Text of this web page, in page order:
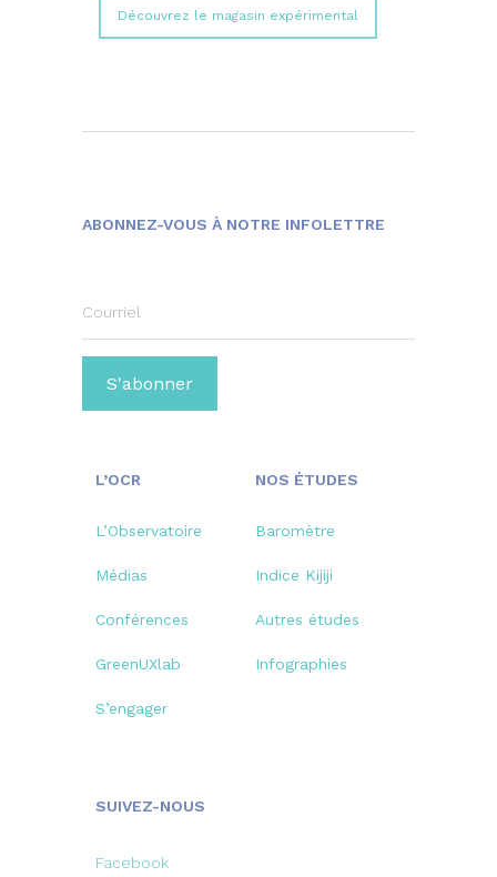
Découvrez le magasin expérimental
ABONNEZ-VOUS À NOTRE INFOLETTRE
Courriel
L’OCR
L’Observatoire
Médias
Conférences
GreenUXlab
S’engager
NOS ÉTUDES
Baromètre
Indice Kijiji
Autres études
Infographies
SUIVEZ-NOUS
Facebook